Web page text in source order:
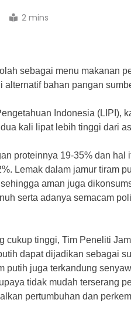
2 mins
sebagai menu makanan
bahan pangan
Indonesia (LIPI),
kali lipat lebih tinggi dari
proteinnya 19-35% dan hal
Lemak dalam jamur tiram
aman juga
serta adanya semacam
cukup tinggi, Tim Peneliti
dapat dijadikan sebagai
putih juga terkandung
tidak mudah terserang
pertumbuhan dan